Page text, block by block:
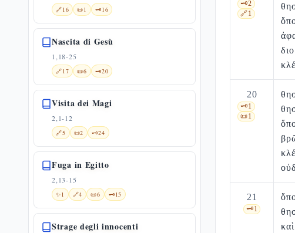
🔗16 📜1 🗝️16
Nascita di Gesù
1,18-25
🔗17 📜6 🗝️20
Visita dei Magi
2,1-12
🔗5 📜2 🗝️24
Fuga in Egitto
2,13-15
✨1 🔗4 📜6 🗝️15
Strage degli innocenti
🗝️2
🔗1
20
🗝️1
📜1
21
🗝️1